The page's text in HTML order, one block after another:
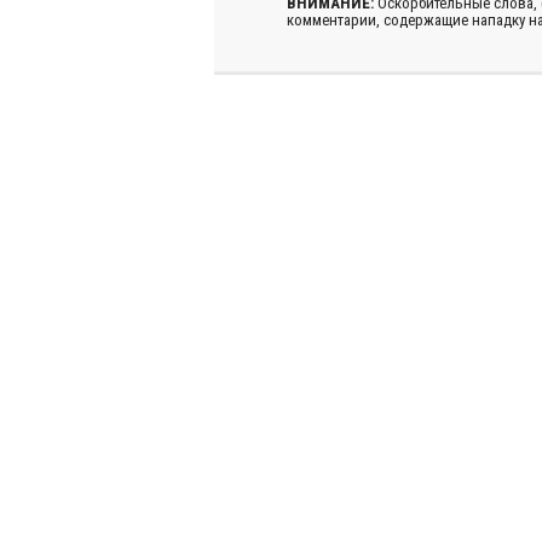
комментарии, содержащие нападку